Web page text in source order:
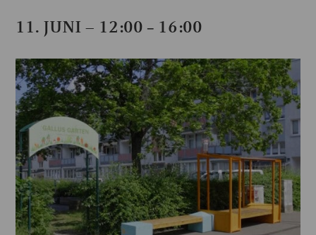
11. JUNI – 12:00 – 16:00